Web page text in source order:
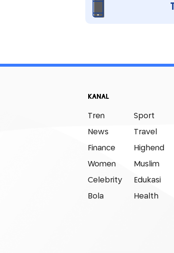
KANAL
Tren
News
Finance
Women
Celebrity
Bola
Sport
Travel
Highend
Muslim
Edukasi
Health